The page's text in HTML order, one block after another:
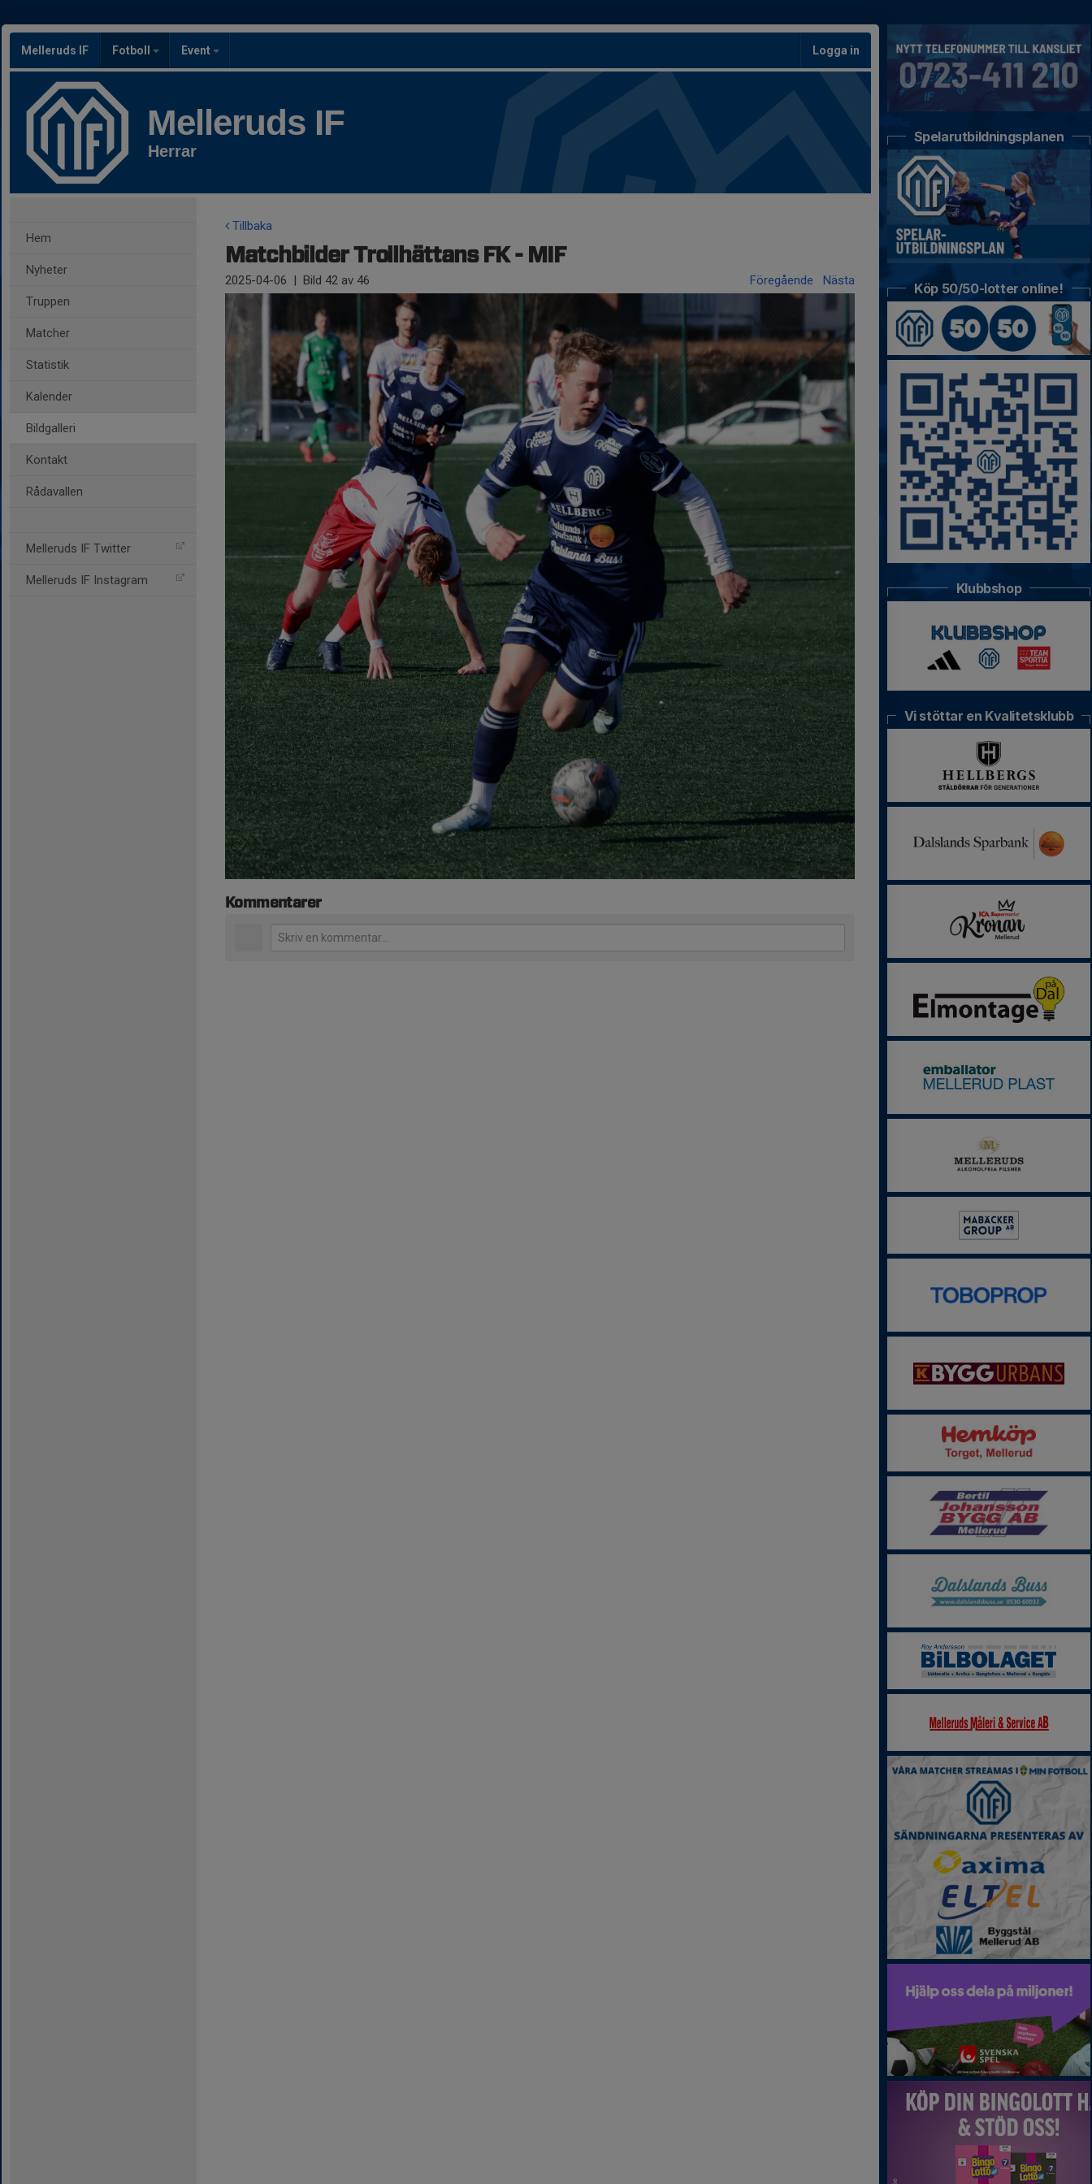
Melleruds IF Fotboll Event Logga in
Melleruds IF
Herrar
Hem
Nyheter
Truppen
Matcher
Statistik
Kalender
Bildgalleri
Kontakt
Rådavallen
Melleruds IF Twitter
Melleruds IF Instagram
Tillbaka
Matchbilder Trollhättans FK - MIF
2025-04-06 | Bild 42 av 46 Föregående Nästa
Kommentarer
Spelarutbildningsplanen
Köp 50/50-lotter online!
Klubbshop
Vi stöttar en Kvalitetsklubb